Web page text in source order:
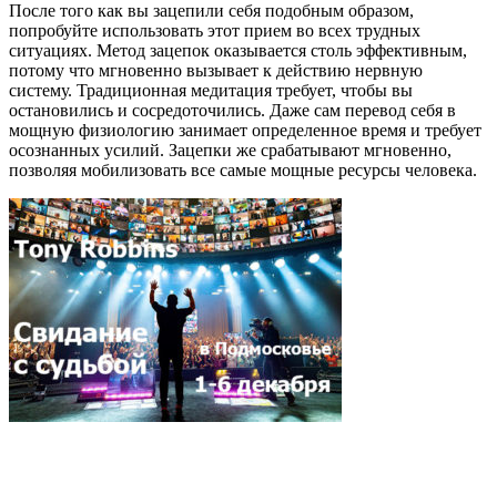
После того как вы зацепили себя подобным образом,
попробуйте использовать этот прием во всех трудных
ситуациях. Метод зацепок оказывается столь эффективным,
потому что мгновенно вызывает к действию нервную
систему. Традиционная медитация требует, чтобы вы
остановились и сосредоточились. Даже сам перевод себя в
мощную физиологию занимает определенное время и требует
осознанных усилий. Зацепки же срабатывают мгновенно,
позволяя мобилизовать все самые мощные ресурсы человека.